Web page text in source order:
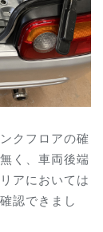
クフロアの確
く、車両後端
アにおいては
認できまし